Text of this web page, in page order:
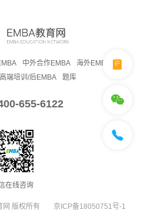
中外合作EMBA
海外EMBA
高端培训/后EMBA 题库
655-6122
在线咨询
版权所有 京ICP备18050751号-1